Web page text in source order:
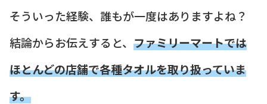
そういった経験、誰もが一度はありますよね？
結論からお伝えすると、 ファミリーマートでは
ほとんどの店舗で各種タオルを取り扱っていま
す。